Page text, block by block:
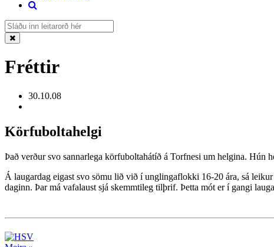
Fréttir
30.10.08
Körfuboltahelgi
Það verður svo sannarlega körfuboltahátíð á Torfnesi um helgina.
Á laugardag eigast svo sömu lið við í unglingaflokki 16-20 ára, sá
daginn. Þar má vafalaust sjá skemmtileg tilþrif. Þetta mót er í gangi